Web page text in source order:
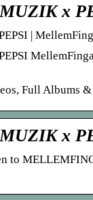
x
|
Full Albums
x
to